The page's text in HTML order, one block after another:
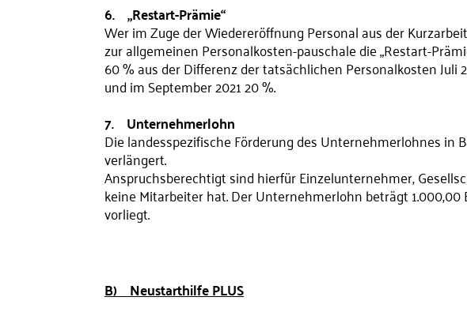
6. „Restart-Prämie“
Wer im Zuge der Wiedereröffnung Personal aus der
zur allgemeinen Personalkosten-pauschale die „Restart-
60 % aus der Differenz der tatsächlichen Personalkosten Juli
und im September 2021 20 %.
7. Unternehmerlohn
Die landesspezifische Förderung des Unternehmerlohnes in
verlängert.
Anspruchsberechtigt sind hierfür Einzelunternehmer,
keine Mitarbeiter hat. Der Unternehmerlohn beträgt
vorliegt.
B) Neustarthilfe PLUS